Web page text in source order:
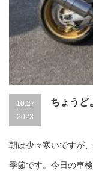
10.27
2023
ちょうど
朝は少々寒いですが
季節です。今日の車